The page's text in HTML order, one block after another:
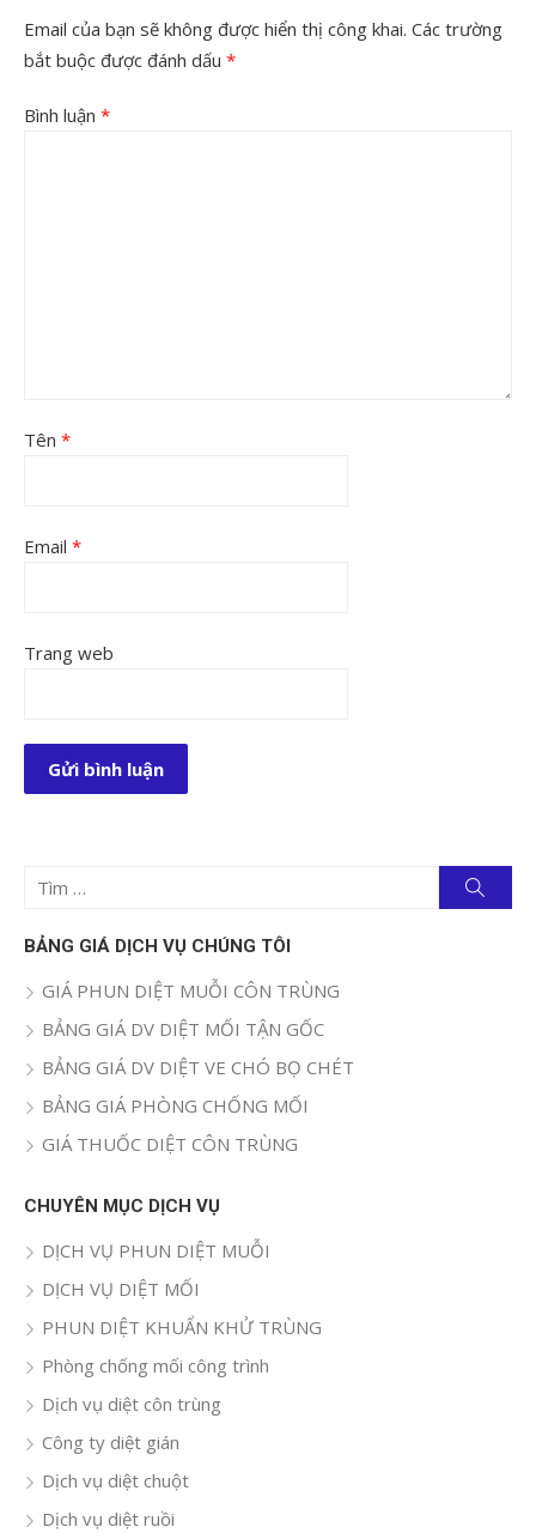
Email của bạn sẽ không được hiển thị công khai. Các trường
bắt buộc được đánh dấu *
Bình luận *
Tên *
Email *
Trang web
Tìm
quả
kiếm
BẢNG GIÁ DỊCH VỤ CHÚNG TÔI
GIÁ PHUN DIỆT MUỖI CÔN TRÙNG
BẢNG GIÁ DV DIỆT MỐI TẬN GỐC
BẢNG GIÁ DV DIỆT VE CHÓ BỌ CHÉT
BẢNG GIÁ PHÒNG CHỐNG MỐI
GIÁ THUỐC DIỆT CÔN TRÙNG
CHUYÊN MỤC DỊCH VỤ
DỊCH VỤ PHUN DIỆT MUỖI
DỊCH VỤ DIỆT MỐI
PHUN DIỆT KHUẨN KHỬ TRÙNG
Phòng chống mối công trình
Dịch vụ diệt côn trùng
Công ty diệt gián
Dịch vụ diệt chuột
Dịch vụ diệt ruồi